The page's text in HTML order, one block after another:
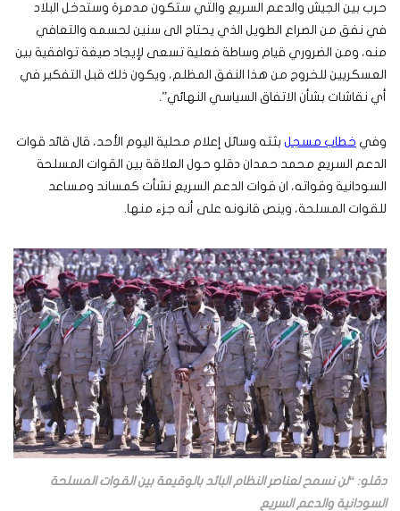
حرب بين الجيش والدعم السريع والتي ستكون مدمرة وستدخل البلاد
في نفق من الصراع الطويل الذي يحتاج الى سنين لحسمه والتعافي
منه، ومن الضروري قيام وساطة فعلية تسعى لإيجاد صيغة توافقية بين
العسكريين للخروج من هذا النفق المظلم، ويكون ذلك قبل التفكير في
أي نقاشات بشأن الاتفاق السياسي النهائي”.
وفي خطاب مسجل بثته وسائل إعلام محلية اليوم الأحد، قال قائد قوات
الدعم السريع محمد حمدان دقلو حول العلاقة بين القوات المسلحة
السودانية وقواته، ان قوات الدعم السريع نشأت كمساند ومساعد
للقوات المسلحة، وينص قانونه على أنه جزء منها.
دقلو: “لن نسمح لعناصر النظام البائد بالوقيعة بين القوات المسلحة
السودانية والدعم السريع